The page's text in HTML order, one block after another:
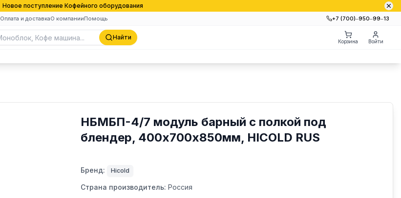
Новое поступление Кофейного оборудования
Оплата и доставкаО компанииПомощь +7 (700)‒950‒99‒13
Найти
Корзина Войти
НБМБП-4/7 модуль барный с полкой под
блендер, 400х700х850мм, HICOLD RUS
Бренд: Hicold
Страна производитель: Россия